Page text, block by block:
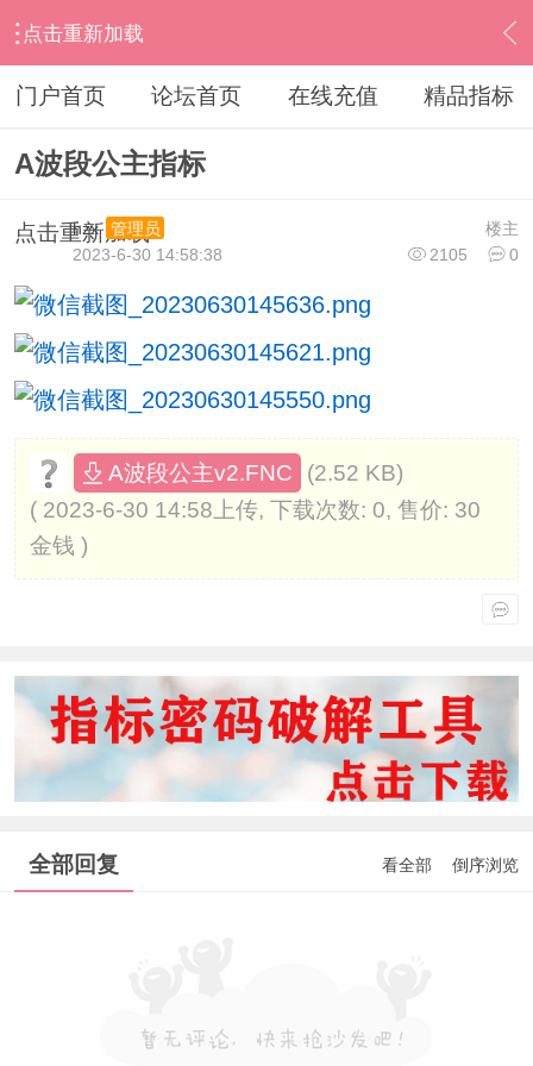
点击重新加载
› 其他股票软件 › 大智慧 › 内容
门户首页 论坛首页 在线充值 精品指标
A波段公主指标
点击重新加载 楼主
hzx
管理员
2105
0
2023-6-30 14:58:38
A波段公主v2.FNC
(2.52 KB)
( 2023-6-30 14:58上传, 下载次数: 0, 售价: 30
金钱 )
全部回复 看全部 倒序浏览